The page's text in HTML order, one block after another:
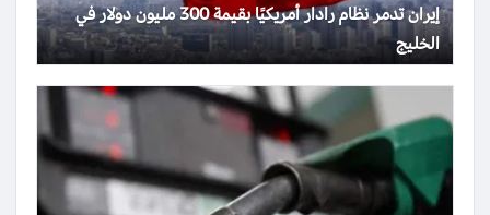
إيران تدمر نظام رادار أمريكيًا بقيمة 300 مليون دولار في
الخليج